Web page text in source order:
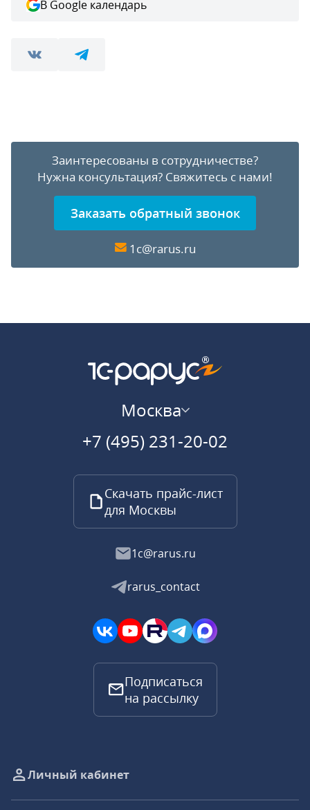
В Google календарь
Заинтересованы в сотрудничестве?
Нужна консультация? Свяжитесь с нами!
Заказать обратный звонок
1c@rarus.ru
Москва
+7 (495) 231-20-02
Скачать прайс-лист
для Москвы
1c@rarus.ru
rarus_contact
Подписаться
на рассылку
Личный кабинет